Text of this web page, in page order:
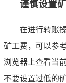
谨慎设置
在进行转账
矿工费，可以参
浏览器上查看当
不要设置过低的